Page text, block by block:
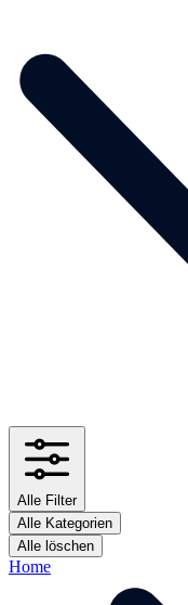
Alle Filter
Alle Kategorien
Alle löschen
Home